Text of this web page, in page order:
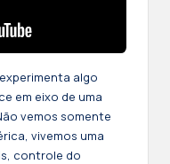
algo
em eixo de uma
vemos somente
vivemos uma
controle do